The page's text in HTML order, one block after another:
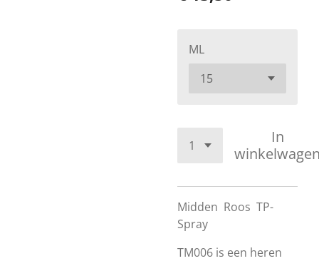
ML
In
Midden Roos TP-
Spray
TM006 is een heren